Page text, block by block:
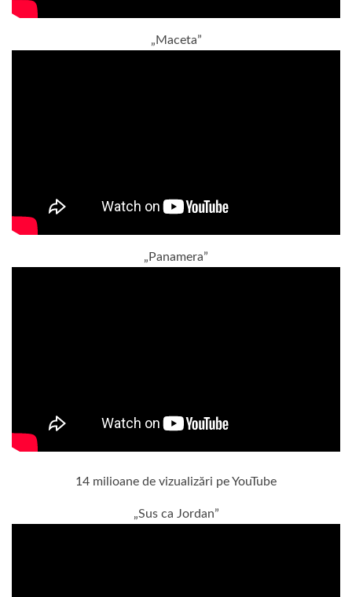
„Maceta”
„Panamera”
14 milioane de vizualizări pe YouTube
„Sus ca Jordan”